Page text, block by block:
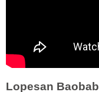
Lopesan